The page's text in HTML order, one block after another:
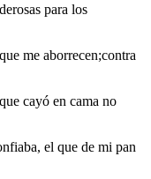
para los
me aborrecen;contra
cayó en cama no
el que de mi pan